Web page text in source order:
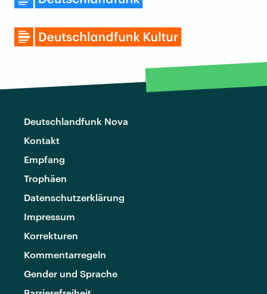
Deutschlandfunk Nova
Kontakt
Empfang
Trophäen
Datenschutzerklärung
Impressum
Korrekturen
Kommentarregeln
Gender und Sprache